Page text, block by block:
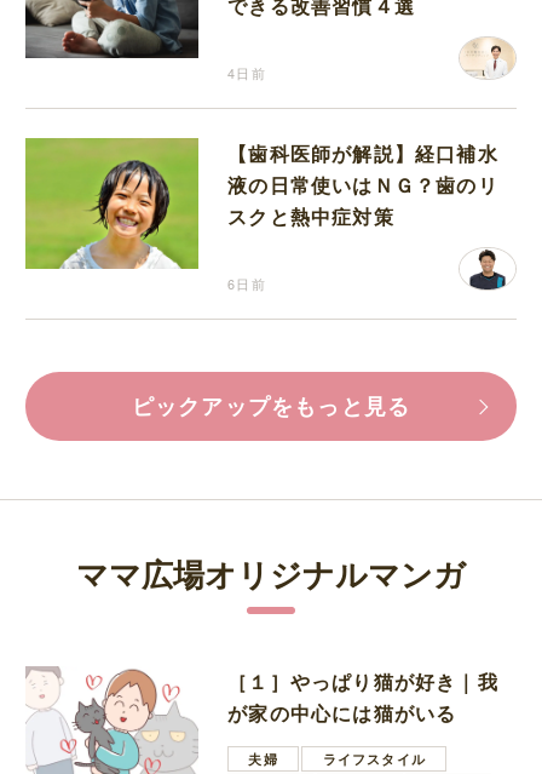
4日前
【歯科医師が解説】経口補水
液の日常使いはＮＧ？歯のリ
スクと熱中症対策
6日前
ピックアップをもっと見る
ママ広場オリジナルマンガ
［１］やっぱり猫が好き｜我
が家の中心には猫がいる
夫婦
ライフスタイル